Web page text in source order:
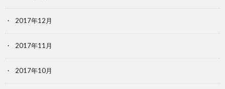
2017年12月
2017年11月
2017年10月